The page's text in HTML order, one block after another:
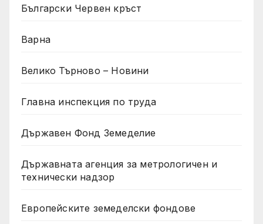
Български Червен кръст
Варна
Велико Търново – Новини
Главна инспекция по труда
Държавен Фонд Земеделие
Държавната агенция за метрологичен и
технически надзор
Европейските земеделски фондове